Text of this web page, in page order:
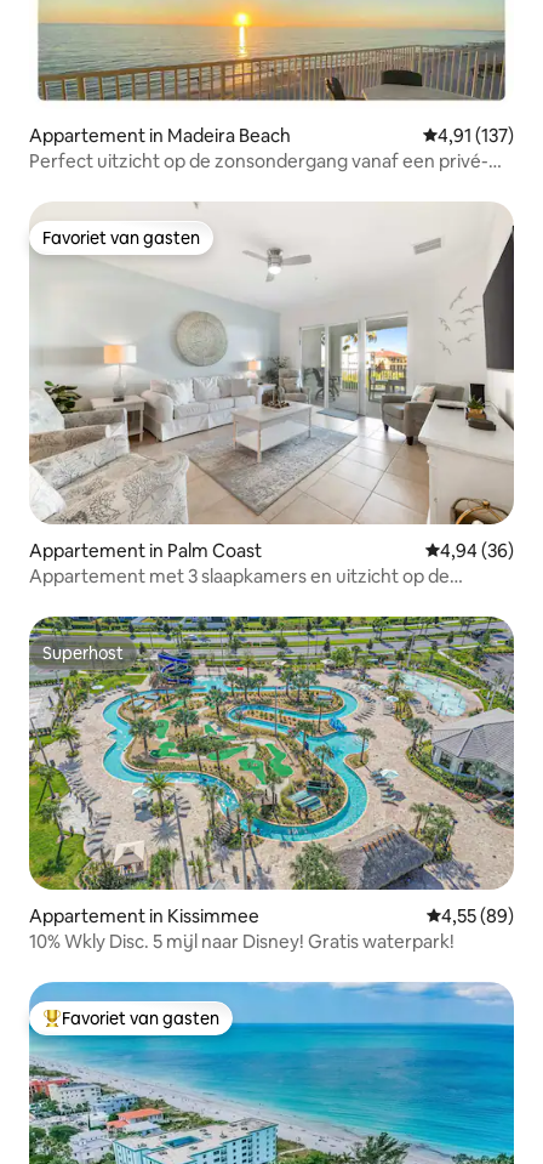
Appartement in Madeira Beach Gemiddelde
4,91 (137)
Perfect uitzicht op de zonsondergang vanaf een privé-
Favoriet van gasten
Favoriet van gasten
Appartement in Palm Coast Gemiddelde
4,94 (36)
Appartement met 3 slaapkamers en uitzicht op de
Superhost
Superhost
Appartement in Kissimmee Gemiddelde
4,55 (89)
10% Wkly Disc. 5 mijl naar Disney! Gratis waterpark!
Topfavoriet van gasten
Favoriet van gasten